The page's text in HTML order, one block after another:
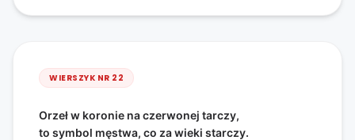
WIERSZYK NR 22
Orzeł w koronie na czerwonej tarczy,
to symbol męstwa, co za wieki starczy.